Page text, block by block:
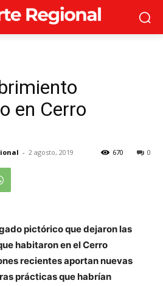
en Cerro
- 2 agosto, 2019 0
670
pictórico que dejaron las
habitaron en el Cerro
recientes aportan nuevas
prácticas que habrían